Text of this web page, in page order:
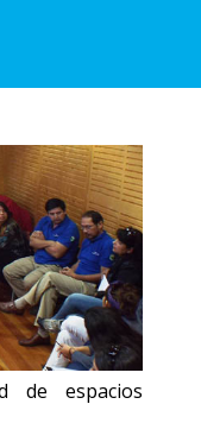
de espacios